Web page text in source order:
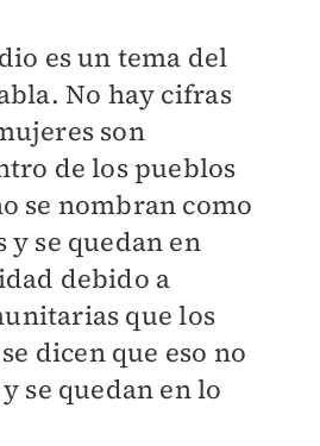
es un tema del
No hay cifras
son
de los pueblos
se nombran como
se quedan en
debido a
que los
dicen que eso no
se quedan en lo